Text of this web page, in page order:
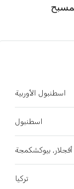
اسطنبول الأوربية
اسطنبول
أفجلار, بيوكشكمجة
تركيا